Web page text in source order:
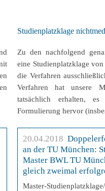
Studienplatzklage
Zu den nachfolgend
eine Studienplatzklage
die Verfahren
Verfahren hat unsere
tatsächlich erhalten,
Formulierung hervor
20.04.2018
an der TU München:
Master BWL TU
gleich zweimal
Master-